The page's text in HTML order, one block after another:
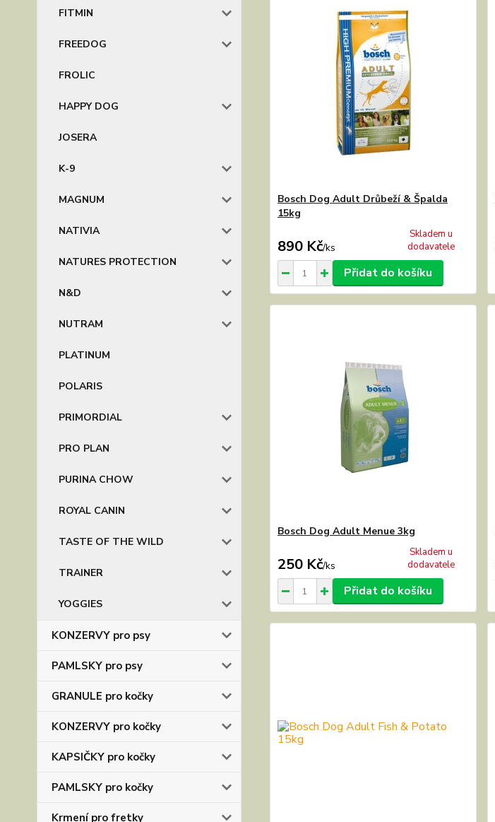
FITMIN
FREEDOG
FROLIC
HAPPY DOG
JOSERA
K-9
MAGNUM
NATIVIA
NATURES PROTECTION
N&D
NUTRAM
PLATINUM
POLARIS
PRIMORDIAL
PRO PLAN
PURINA CHOW
ROYAL CANIN
TASTE OF THE WILD
TRAINER
YOGGIES
KONZERVY pro psy
PAMLSKY pro psy
GRANULE pro kočky
KONZERVY pro kočky
KAPSIČKY pro kočky
PAMLSKY pro kočky
Krmení pro fretky
Bosch Dog Adult Drůbeží & Špalda
15kg
890 Kč/ks
Skladem u
dodavatele
Přidat do košíku
Bosch Dog Adult Menue 3kg
250 Kč/ks
Skladem u
dodavatele
Přidat do košíku